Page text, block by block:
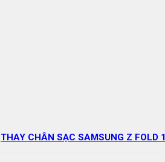
THAY CHÂN SẠC SAMSUNG Z FOLD 1